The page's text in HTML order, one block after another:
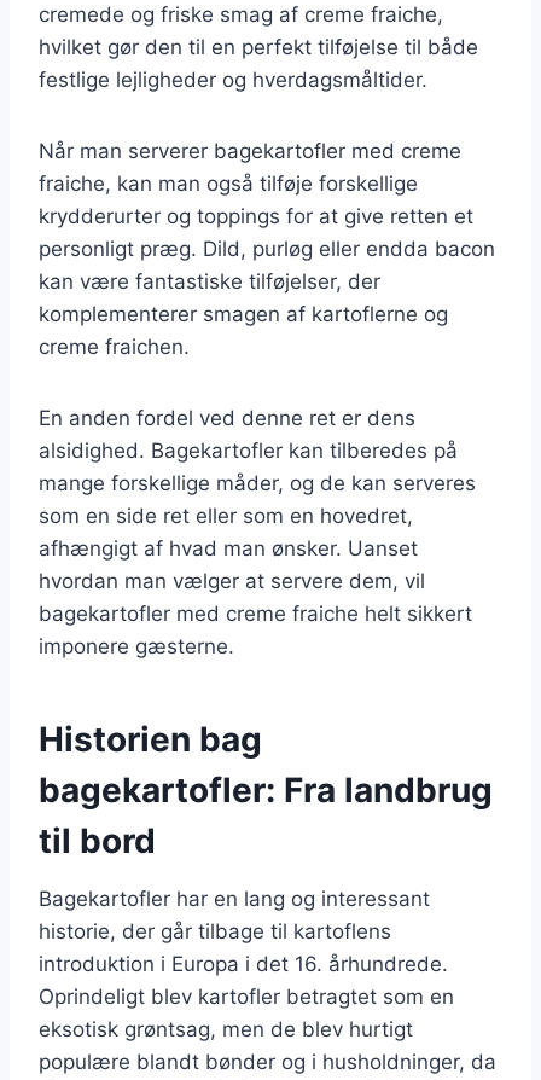
cremede og friske smag af creme fraiche,
hvilket gør den til en perfekt tilføjelse til både
festlige lejligheder og hverdagsmåltider.
Når man serverer bagekartofler med creme
fraiche, kan man også tilføje forskellige
krydderurter og toppings for at give retten et
personligt præg. Dild, purløg eller endda bacon
kan være fantastiske tilføjelser, der
komplementerer smagen af kartoflerne og
creme fraichen.
En anden fordel ved denne ret er dens
alsidighed. Bagekartofler kan tilberedes på
mange forskellige måder, og de kan serveres
som en side ret eller som en hovedret,
afhængigt af hvad man ønsker. Uanset
hvordan man vælger at servere dem, vil
bagekartofler med creme fraiche helt sikkert
imponere gæsterne.
Historien bag
bagekartofler: Fra landbrug
til bord
Bagekartofler har en lang og interessant
historie, der går tilbage til kartoflens
introduktion i Europa i det 16. århundrede.
Oprindeligt blev kartofler betragtet som en
eksotisk grøntsag, men de blev hurtigt
populære blandt bønder og i husholdninger, da